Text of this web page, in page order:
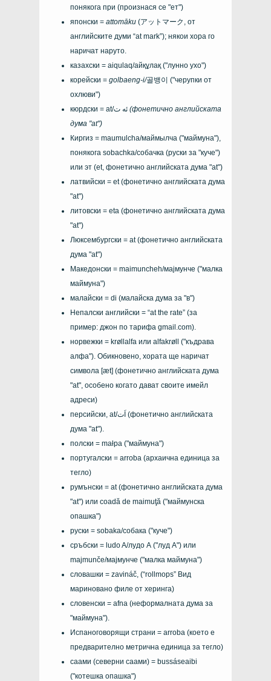
понякога при (произнася се "ет")
японски = attomāku (アットマーク , от
английските думи “at mark”); някои хора го
наричат ​​наруто.
казахски = aiqulaq/айқұлақ ("лунно ухо")
корейски = golbaeng-i/골뱅이 ("черупки от
охлюви")
кюрдски =
at/ئه ت (фонетично английската
дума "at")
Киргиз = maumulcha/маймылча ("маймуна"),
понякога sobachka/собачка (руски за "куче")
или эт (et, фонетично английската дума "at")
латвийски = et(фонетично английската дума
"at")
литовски = eta (фонетично английската дума
"at")
Люксембургски = at(фонетично английската
дума "at")
Македонски = maimuncheh/мајмунче ("малка
маймуна")
малайски = di (малайска дума за "в")
Непалски английски = “at the rate” (за
пример: джон по тарифа gmail.com).
норвежки = krøllalfa или alfakrøll ("къдрава
алфа"). Обикновено, хората ще наричат ​​
символа [æt] (фонетично английската дума
"at", особено когато дават своите имейл
адреси)
персийски,
at/اَت (фонетично английската
дума "at").
полски = małpa ("маймуна")
португалски = arroba (архаична единица за
тегло)
румънски = at(фонетично английската дума
"at") или coadă de maimuţă ("маймунска
опашка")
руски = sobaka/собака ("куче")
сръбски = ludo A/лудо А ("луд А") или
majmunče/мајмунче ("малка маймуна")
словашки = zavináč , (“rollmops” Вид
мариновано филе от херинга)
словенски = afna (неформалната дума за
"маймуна").
Испаноговорящи страни = arroba (което е
предварително метрична единица за тегло)
саами (северни саами) = bussáseaibi
("котешка опашка")